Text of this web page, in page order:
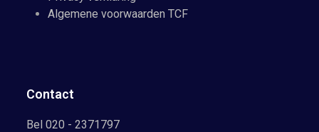
Algemene voorwaarden TCF
Contact
Bel 020 - 2371797